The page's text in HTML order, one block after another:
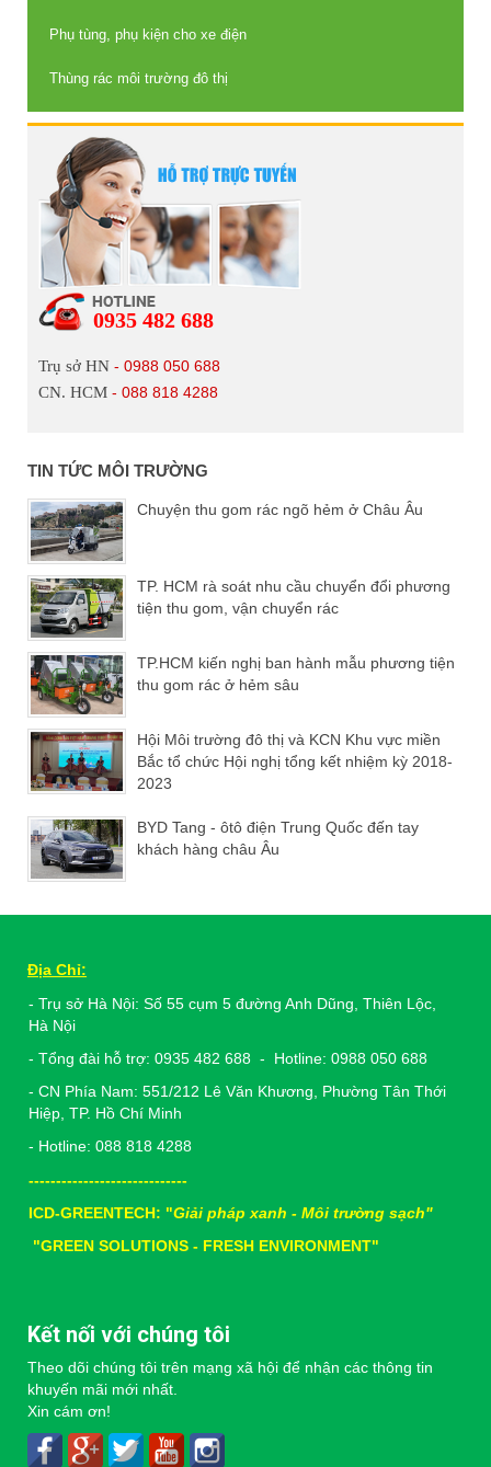
Phụ tùng, phụ kiện cho xe điện
Thùng rác môi trường đô thị
0935 482 688
Trụ sở HN - 0988 050 688
CN. HCM - 088 818 4288
TIN TỨC MÔI TRƯỜNG
Chuyện thu gom rác ngõ hẻm ở Châu Âu
TP. HCM rà soát nhu cầu chuyển đổi phương
tiện thu gom, vận chuyển rác
TP.HCM kiến nghị ban hành mẫu phương tiện
thu gom rác ở hẻm sâu
Hội Môi trường đô thị và KCN Khu vực miền
Bắc tổ chức Hội nghị tổng kết nhiệm kỳ 2018-
2023
BYD Tang - ôtô điện Trung Quốc đến tay
khách hàng châu Âu
Địa Chỉ:
- Trụ sở Hà Nội: Số 55 cụm 5 đường Anh Dũng, Thiên Lộc,
Hà Nội
- Tổng đài hỗ trợ: 0935 482 688 - Hotline: 0988 050 688
- CN Phía Nam: 551/212 Lê Văn Khương, Phường Tân Thới
Hiệp, TP. Hồ Chí Minh
- Hotline: 088 818 4288
-----------------------------
ICD-GREENTECH: "Giải pháp xanh - Môi trường sạch"
"GREEN SOLUTIONS - FRESH ENVIRONMENT"
Kết nối với chúng tôi
Theo dõi chúng tôi trên mạng xã hội để nhận các thông tin
khuyến mãi mới nhất.
Xin cám ơn!